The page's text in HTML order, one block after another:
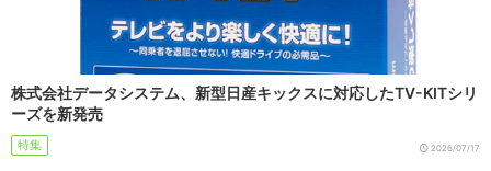
株式会社データシステム、新型日産キックスに対応したTV-KITシリ
ーズを新発売
特集 2026/07/17